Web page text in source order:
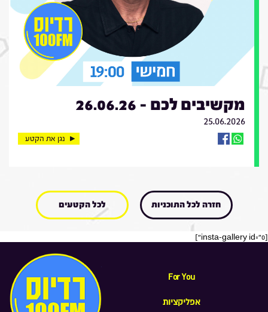
מקשיבים לכם - 26.06.26
25.06.2026
נגן את הקטע
חזרה לכל התוכניות לכל הקטעים
[insta-gallery id="0"]
For You
אפליקציות